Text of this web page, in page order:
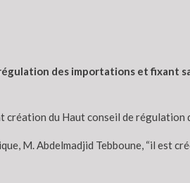
des importations et fixant
du Haut conseil de régulation
M. Abdelmadjid Tebboune, “il est